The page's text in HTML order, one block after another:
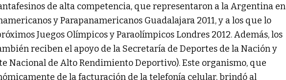
de alta competencia, que representaron a la Argentina en
y Parapanamericanos Guadalajara 2011, y a los que lo
Juegos Olímpicos y Paraolímpicos Londres 2012. Además, los
reciben el apoyo de la Secretaría de Deportes de la Nación y
Nacional de Alto Rendimiento Deportivo). Este organismo, que
de la facturación de la telefonía celular, brindó al